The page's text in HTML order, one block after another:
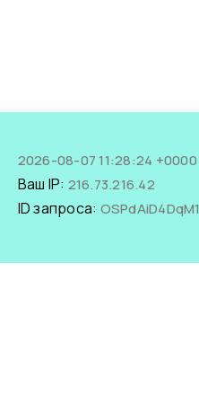
2026-08-07 11:28:24 +0000
Ваш IP: 216.73.216.42
ID запроса: OSPdAiD4DqM1